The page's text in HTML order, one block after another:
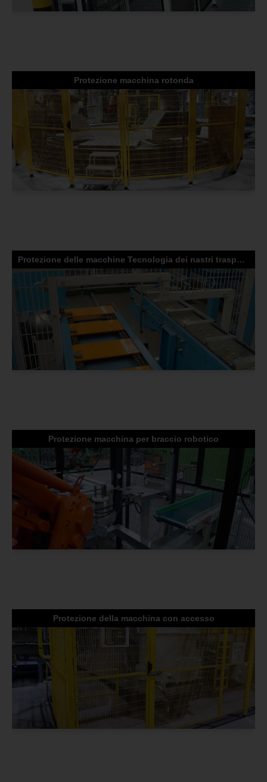
Protezione macchina rotonda
Protezione delle macchine Tecnologia dei nastri trasportatori
Protezione macchina per braccio robotico
Protezione della macchina con accesso